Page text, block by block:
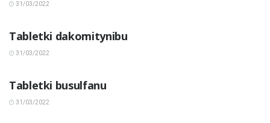
31/03/2022
Tabletki dakomitynibu
31/03/2022
Tabletki busulfanu
31/03/2022